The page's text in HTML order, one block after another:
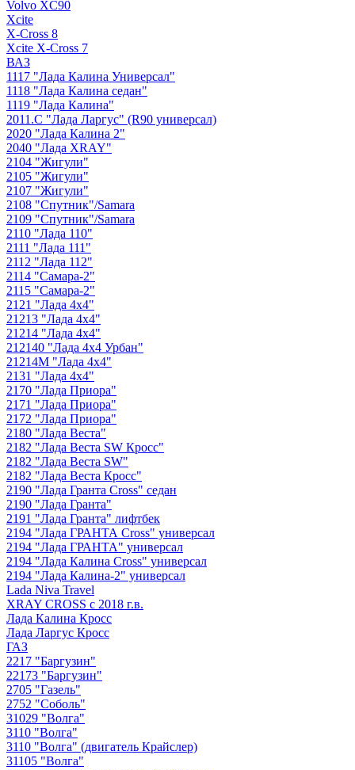
Volvo XC90
Xcite
X-Cross 8
Xcite X-Cross 7
ВАЗ
1117 "Лада Калина Универсал"
1118 "Лада Калина седан"
1119 "Лада Калина"
2011.С "Лада Ларгус" (R90 универсал)
2020 "Лада Калина 2"
2040 "Лада ХRAY"
2104 "Жигули"
2105 "Жигули"
2107 "Жигули"
2108 "Cпутник"/Samara
2109 "Спутник"/Samara
2110 "Лада 110"
2111 "Лада 111"
2112 "Лада 112"
2114 "Самара-2"
2115 "Самара-2"
2121 "Лада 4х4"
21213 "Лада 4х4"
21214 "Лада 4х4"
212140 "Лада 4х4 Урбан"
21214М "Лада 4х4"
2131 "Лада 4х4"
2170 "Лада Приора"
2171 "Лада Приора"
2172 "Лада Приора"
2180 "Лада Веста"
2182 "Лада Веста SW Кросс"
2182 "Лада Веста SW"
2182 "Лада Веста Кросс"
2190 "Лада Гранта Cross" седан
2190 "Лада Гранта"
2191 "Лада Гранта" лифтбек
2194 "Лада ГРАНТА Cross" универсал
2194 "Лада ГРАНТА" универсал
2194 "Лада Калина Cross" универсал
2194 "Лада Калина-2" универсал
Lada Niva Travel
XRAY CROSS с 2018 г.в.
Лада Калина Кросс
Лада Ларгус Кросс
ГАЗ
2217 "Баргузин"
22173 "Баргузин"
2705 "Газель"
2752 "Соболь"
31029 "Волга"
3110 "Волга"
3110 "Волга" (двигатель Крайслер)
31105 "Волга"